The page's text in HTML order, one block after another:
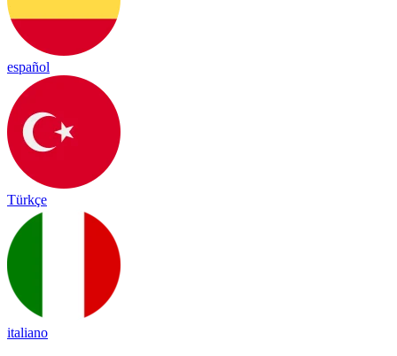
español
Türkçe
italiano